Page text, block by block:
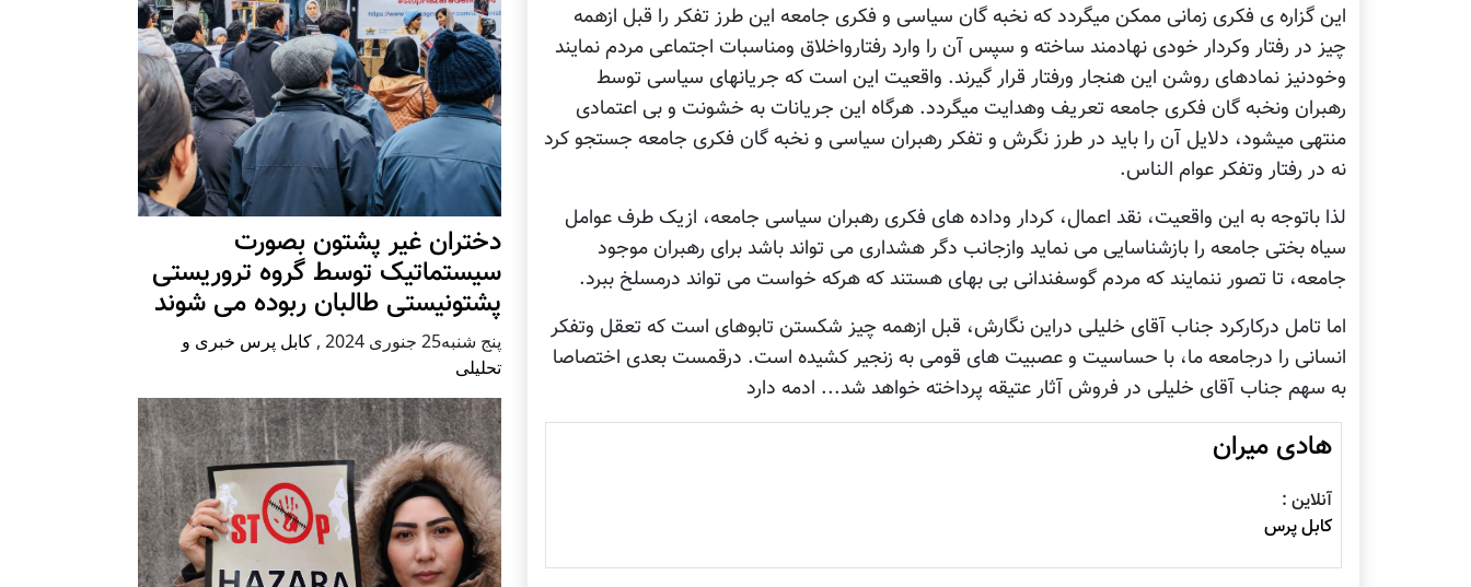
این گزاره ی فکری زمانی ممکن میگردد که نخبه گان سیاسی و فکری جامعه این طرز تفکر را قبل ازهمه
چیز در رفتار وکردار خودی نهادمند ساخته و سپس آن را وارد رفتارواخلاق ومناسبات اجتماعی مردم نمایند
وخودنیز نمادهای روشن این هنجار ورفتار قرار گیرند. واقعیت این است که جریانهای سیاسی توسط
رهبران ونخبه گان فکری جامعه تعریف وهدایت میگردد. هرگاه این جریانات به خشونت و بی اعتمادی
منتهی میشود، دلایل آن را باید در طرز نگرش و تفکر رهبران سیاسی و نخبه گان فکری جامعه جستجو کرد
نه در رفتار وتفکر عوام الناس.
لذا باتوجه به این واقعیت، نقد اعمال، کردار وداده های فکری رهبران سیاسی جامعه، ازیک طرف عوامل
سیاه بختی جامعه را بازشناسایی می نماید وازجانب دگر هشداری می تواند باشد برای رهبران موجود
جامعه، تا تصور ننمایند که مردم گوسفندانی بی بهای هستند که هرکه خواست می تواند درمسلخ ببرد.
اما تامل درکارکرد جناب آقای خلیلی دراین نگارش، قبل ازهمه چیز شکستن تابوهای است که تعقل وتفکر
انسانی را درجامعه ما، با حساسیت و عصبیت های قومی به زنجیر کشیده است. درقمست بعدی اختصاصا
به سهم جناب آقای خلیلی در فروش آثار عتیقه پرداخته خواهد شد... ادمه دارد
هادی ميران
آنلاین :
کابل پرس
دختران غیر پشتون بصورت
سیستماتیک توسط گروه تروریستی
پشتونیستی طالبان ربوده می شوند
پنج شنبه25 جنوری 2024 , کابل پرس خبری و
تحلیلی